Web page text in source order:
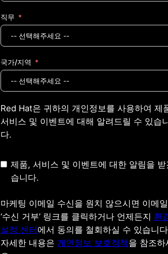
직무
국가/지역
Red Hat은 귀하의 개인정보를 사용하여 제
서비스 및 이벤트에 대해 알려드릴 수 있습
다.
제품, 서비스 및 이벤트에 대한 알림을 받
습니다.
마케팅 이메일 수신을 원치 않으시면 이메
‘수신 거부’ 링크를 클릭하거나 언제든지 환
설정 센터 에서 동의를 철회하실 수 있습니
자세한 내용은 개인정보 보호정책을 참조하